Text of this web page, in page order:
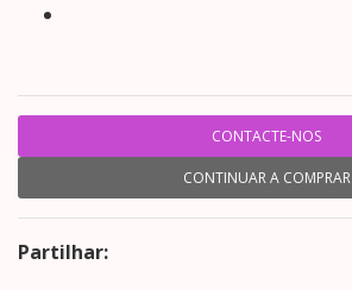
CONTACTE-NOS
CONTINUAR A COMPRAR
Partilhar: